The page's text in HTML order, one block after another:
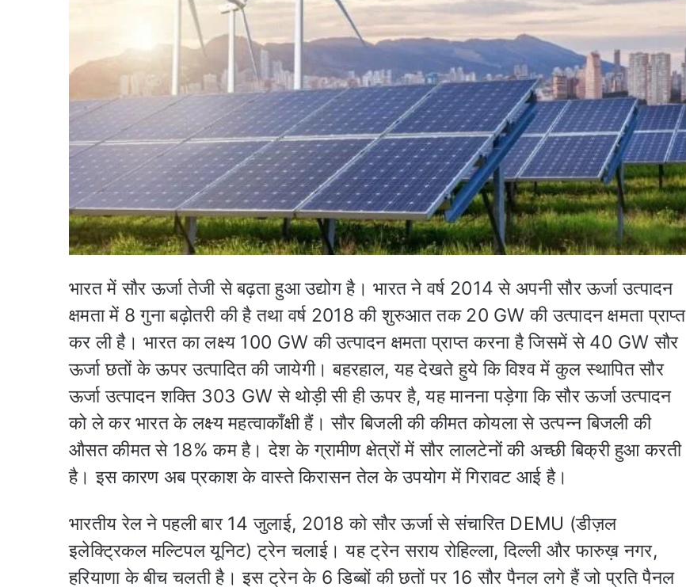
भारत में सौर ऊर्जा तेजी से बढ़ता हुआ उद्योग है। भारत ने वर्ष 2014 से अपनी सौर ऊर्जा उत्पादन
क्षमता में 8 गुना बढ़ोतरी की है तथा वर्ष 2018 की शुरुआत तक 20 GW की उत्पादन क्षमता प्राप्त
कर ली है। भारत का लक्ष्य 100 GW की उत्पादन क्षमता प्राप्त करना है जिसमें से 40 GW सौर
ऊर्जा छतों के ऊपर उत्पादित की जायेगी। बहरहाल, यह देखते हुये कि विश्व में कुल स्थापित सौर
ऊर्जा उत्पादन शक्ति 303 GW से थोड़ी सी ही ऊपर है, यह मानना पड़ेगा कि सौर ऊर्जा उत्पादन
को ले कर भारत के लक्ष्य महत्वाकाँक्षी हैं। सौर बिजली की कीमत कोयला से उत्पन्न बिजली की
औसत कीमत से 18% कम है। देश के ग्रामीण क्षेत्रों में सौर लालटेनों की अच्छी बिक्री हुआ करती
है। इस कारण अब प्रकाश के वास्ते किरासन तेल के उपयोग में गिरावट आई है।
भारतीय रेल ने पहली बार 14 जुलाई, 2018 को सौर ऊर्जा से संचारित DEMU (डीज़ल
इलेक्ट्रिकल मल्टिपल यूनिट) ट्रेन चलाई। यह ट्रेन सराय रोहिल्ला, दिल्ली और फारुख़ नगर,
हरियाणा के बीच चलती है। इस ट्रेन के 6 डिब्बों की छतों पर 16 सौर पैनल लगे हैं जो प्रति पैनल